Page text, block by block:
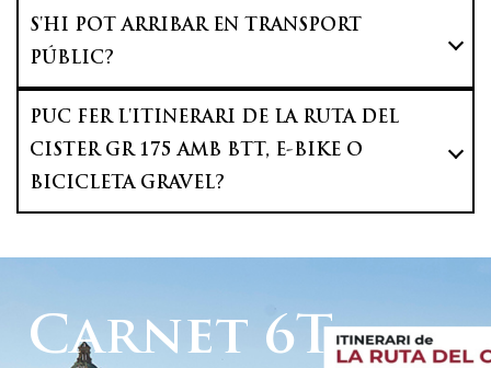
S'HI POT ARRIBAR EN TRANSPORT
PÚBLIC?
PUC FER L'ITINERARI DE LA RUTA DEL
CISTER GR 175 AMB BTT, E-BIKE O
BICICLETA GRAVEL?
Carnet 6T